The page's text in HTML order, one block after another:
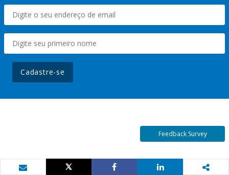
Cadastre-se
Feedback Survey